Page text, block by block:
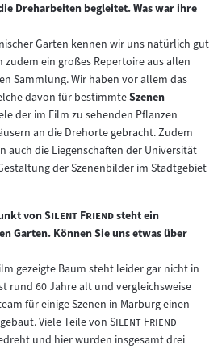
Dreharbeiten begleitet. Was war ihre
Garten kennen wir uns natürlich gut
ein großes Repertoire aus allen
Sammlung. Wir haben vor allem das
davon für bestimmteZum
Inhalt:
Szenen
der im Film zu sehenden Pflanzen
an die Drehorte gebracht. Zudem
auch die Liegenschaften der Universität
der Szenenbilder im Stadtgebiet
von"
Silent Friend"steht ein
Garten. Können Sie uns etwas über
gezeigte Baum steht leider gar nicht in
rund 60 Jahre alt und vergleichsweise
für einige Szenen in Marburg einen
Viele Teile von "
Silent Friend
und hier wurden insgesamt drei